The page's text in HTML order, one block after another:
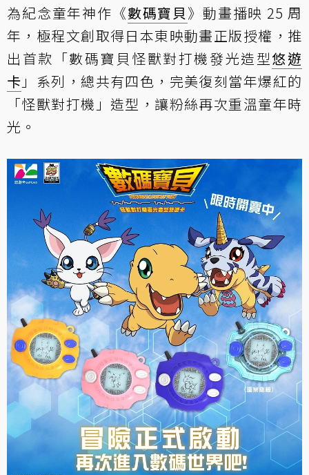
為紀念童年神作《數碼寶貝》動畫播映 25 周
年，極程文創取得日本東映動畫正版授權，推
出首款「數碼寶貝怪獸對打機發光造型悠遊
卡 」系列，總共有四色，完美復刻當年爆紅的
「怪獸對打機」造型，讓粉絲再次重溫童年時
光。